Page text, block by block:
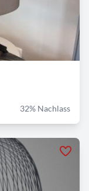
32% Nachlass